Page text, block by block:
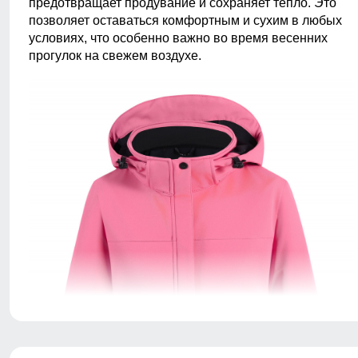
предотвращает продувание и сохраняет тепло. Это
позволяет оставаться комфортным и сухим в любых
условиях, что особенно важно во время весенних
прогулок на свежем воздухе.